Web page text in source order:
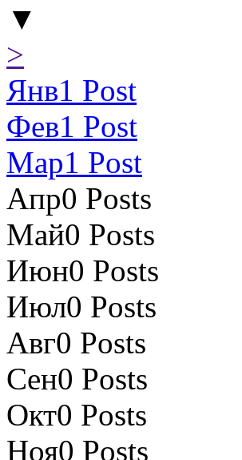
▼
>
Янв1 Post
Фев1 Post
Мар1 Post
Апр0 Posts
Май0 Posts
Июн0 Posts
Июл0 Posts
Авг0 Posts
Сен0 Posts
Окт0 Posts
Ноя0 Posts